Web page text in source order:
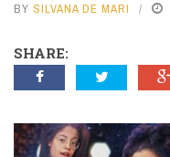
BY SILVANA DE MARI
SHARE: